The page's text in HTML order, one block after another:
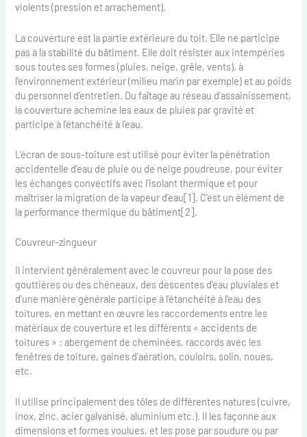
violents (pression et arrachement).
La couverture est la partie extérieure du toit. Elle ne participe
pas à la stabilité du bâtiment. Elle doit résister aux intempéries
sous toutes ses formes (pluies, neige, grêle, vents), à
l'environnement extérieur (milieu marin par exemple) et au poids
du personnel d'entretien. Du faîtage au réseau d'assainissement,
la couverture achemine les eaux de pluies par gravité et
participe à l'étanchéité à l'eau.
L'écran de sous-toiture est utilisé pour éviter la pénétration
accidentelle d'eau de pluie ou de neige poudreuse, pour éviter
les échanges convectifs avec l'isolant thermique et pour
maîtriser la migration de la vapeur d'eau[1]. C'est un élément de
la performance thermique du bâtiment[2].
Couvreur-zingueur
Il intervient généralement avec le couvreur pour la pose des
gouttières ou des chéneaux, des descentes d'eau pluviales et
d'une manière générale participe à l'étanchéité à l'eau des
toitures, en mettant en œuvre les raccordements entre les
matériaux de couverture et les différents « accidents de
toitures » : abergement de cheminées, raccords avec les
fenêtres de toiture, gaines d'aération, couloirs, solin, noues,
etc.
Il utilise principalement des tôles de différentes natures (cuivre,
inox, zinc, acier galvanisé, aluminium etc.). Il les façonne aux
dimensions et formes voulues, et les pose par soudure ou par